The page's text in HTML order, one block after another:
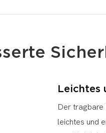
Leichtes
Der tragbare
leichtes und